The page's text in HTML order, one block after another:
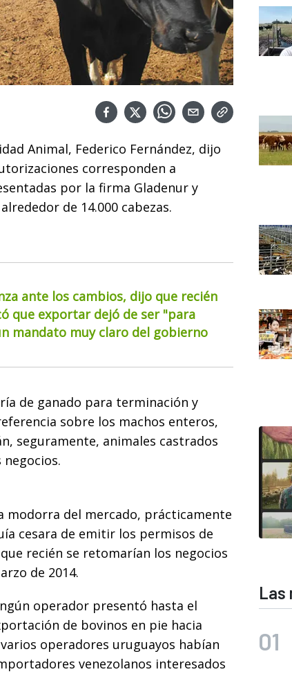
Animal, Federico Fernández, dijo
corresponden a
por la firma Gladenur y
de 14.000 cabezas.
ante los cambios, dijo que recién
que exportar dejó de ser "para
mandato muy claro del gobierno
de ganado para terminación y
sobre los machos enteros,
seguramente, animales castrados
modorra del mercado, prácticamente
cesara de emitir los permisos de
recién se retomarían los negocios
de 2014.
operador presentó hasta el
de bovinos en pie hacia
operadores uruguayos habían
venezolanos interesados
Las